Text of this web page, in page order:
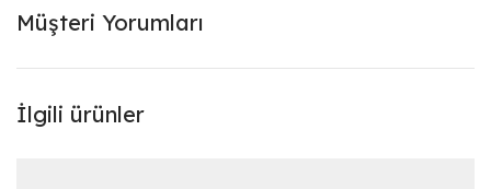
Müşteri Yorumları
İlgili ürünler